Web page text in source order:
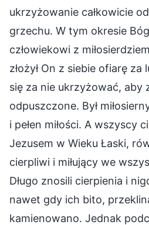
ukrzyżowanie całkowicie
grzechu. W tym okresie
człowiekowi z
złożył On z siebie ofiarę za
się za nie ukrzyżować, aby
odpuszczone. Był
i pełen miłości. A wszyscy
Jezusem w Wieku Łaski,
cierpliwi i miłujący we
Długo znosili cierpienia i
nawet gdy ich bito,
kamienowano. Jednak